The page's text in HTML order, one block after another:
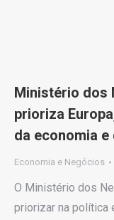
Ministério dos
prioriza
da economia e
Economia e Negócios
O Ministério dos
priorizar na política